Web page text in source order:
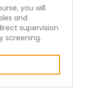
you will
and
supervision
screening.